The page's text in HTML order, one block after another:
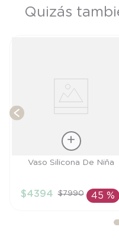
Quizás
Talla
AÑADIR AL
Vaso Silicona De Niña
$4394 $7990 45 %